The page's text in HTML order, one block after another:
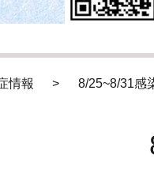
情報 8/25~8/31感